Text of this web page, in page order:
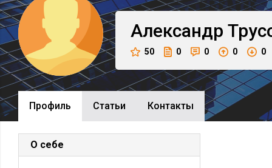
Александр
50 0 0 0 0
Профиль Cтатьи Контакты
О себе